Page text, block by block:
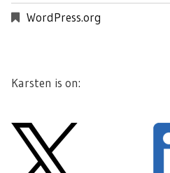
WordPress.org
Karsten is on: